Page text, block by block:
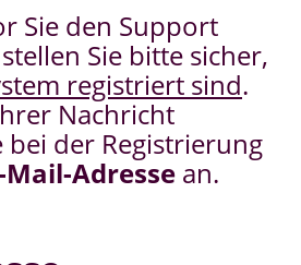
Sie den Support
Sie bitte sicher,
registriert sind.
Nachricht
der Registrierung
Mail-Adresse an.